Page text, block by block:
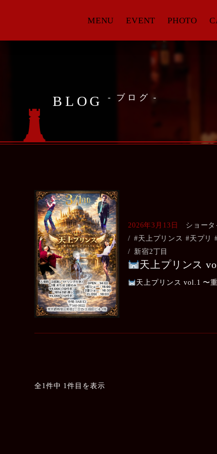
MENU EVENT PHOTO
BLOG ブログ
2026年3月13日 ショー
#天上プリンス #天プリ
新宿2丁目
天上プリンス
天上プリンス vol.1 〜
全1件中 1件目を表示